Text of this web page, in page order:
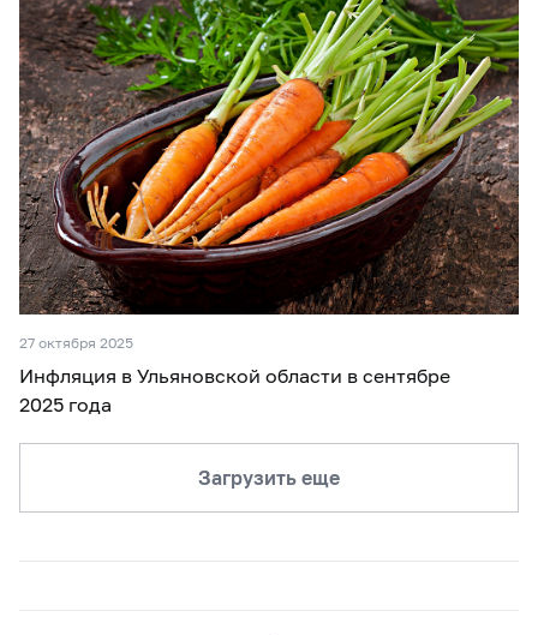
27 октября 2025
Инфляция в Ульяновской области в сентябре
2025 года
Загрузить еще